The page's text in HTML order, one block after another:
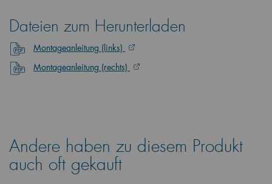
Dateien zum Herunterladen
Montageanleitung (links)
Montageanleitung (rechts)
Andere haben zu diesem Produkt
auch oft gekauft